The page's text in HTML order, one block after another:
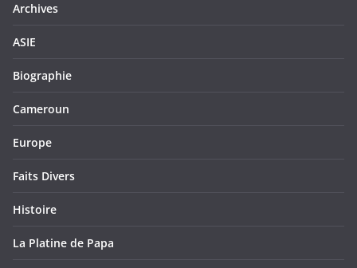
Archives
ASIE
Biographie
Cameroun
Europe
Faits Divers
Histoire
La Platine de Papa